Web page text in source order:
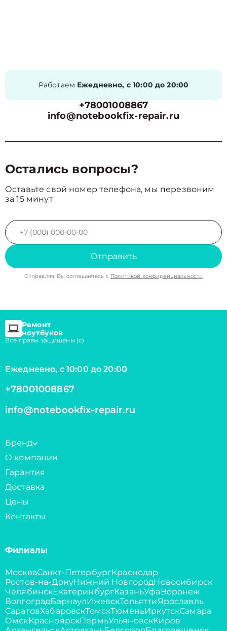
Работаем Ежедневно, с 10:00 до 20:00
+78001008867
info@notebookfix-repair.ru
Остались вопросы?
Оставьте свой номер телефона, мы перезвоним
за 15 минут
Отправить
Отправляя, Вы соглашаетесь с Политикой конфиденциальности
Ремонт
ноутбуков
Все правы защищены (с)
Ежедневно, с 10:00 до 20:00
+78001008867
info@notebookfix-repair.ru
Бренд
О компании
Гарантия
Доставка
Цены
Контакты
Филиалы
МоскваСанкт-ПетербургКраснодар
Ростов-на-ДонуНижний НовгородНовосибирск
ЧелябинскЕкатеринбургКазаньУфаВоронеж
ВолгоградБарнаулИжевскТольяттиЯрославль
СаратовХабаровскТомскТюменьИркутскСамара
ОмскКрасноярскПермьУльяновскКиров